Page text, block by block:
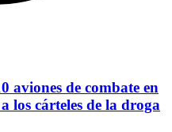
aviones de combate en
los cárteles de la droga